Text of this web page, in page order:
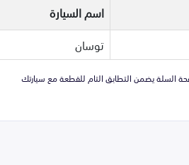
اسم السيارة
توسان